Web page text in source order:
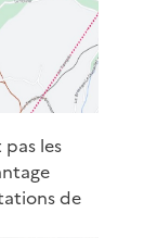
les
de